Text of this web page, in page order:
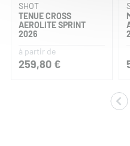
SHOT
TENUE CROSS
AEROLITE SPRINT
2026
à partir de
259,80 €